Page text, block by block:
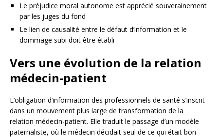
Le préjudice moral autonome est apprécié souverainement
par les juges du fond
Le lien de causalité entre le défaut d’information et le
dommage subi doit être établi
Vers une évolution de la relation
médecin-patient
L’obligation d’information des professionnels de santé s’inscrit
dans un mouvement plus large de transformation de la
relation médecin-patient. Elle traduit le passage d’un modèle
paternaliste, où le médecin décidait seul de ce qui était bon